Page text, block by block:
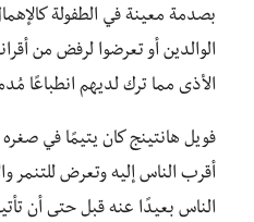
بصدمة معينة في الطفولة
الوالدين أو تعرضوا لرفض من
الأذى مما ترك لديهم انطباعًا
فويل هانتينج كان يتيمًا في
أقرب الناس إليه وتعرض للتنمر
الناس بعيدًا عنه قبل حتى أن